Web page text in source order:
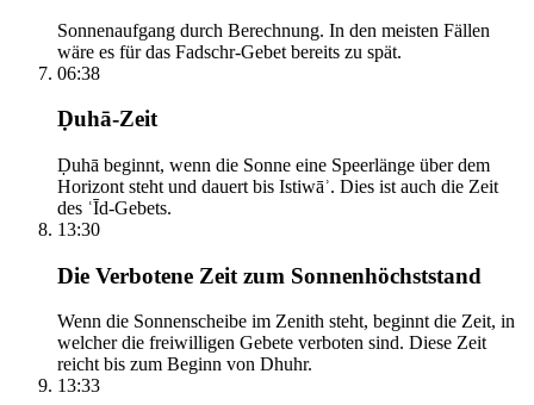
Sonnenaufgang durch Berechnung. In den meisten Fällen
wäre es für das Fadschr-Gebet bereits zu spät.
06:38
Ḍuhā-Zeit
Ḍuhā beginnt, wenn die Sonne eine Speerlänge über dem
Horizont steht und dauert bis Istiwāʾ. Dies ist auch die Zeit
des ʿĪd-Gebets.
13:30
Die Verbotene Zeit zum Sonnenhöchststand
Wenn die Sonnenscheibe im Zenith steht, beginnt die Zeit, in
welcher die freiwilligen Gebete verboten sind. Diese Zeit
reicht bis zum Beginn von Dhuhr.
13:33